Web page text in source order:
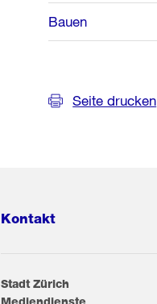
Bauen
Seite drucken
Kontakt
Stadt Zürich